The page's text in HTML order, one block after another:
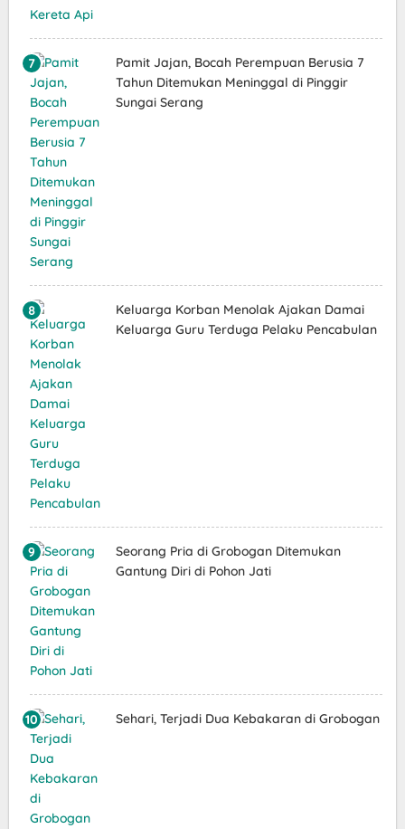
Pamit Jajan, Bocah Perempuan Berusia 7
Tahun Ditemukan Meninggal di Pinggir
Sungai Serang
Keluarga Korban Menolak Ajakan Damai
Keluarga Guru Terduga Pelaku Pencabulan
Seorang Pria di Grobogan Ditemukan
Gantung Diri di Pohon Jati
Sehari, Terjadi Dua Kebakaran di Grobogan